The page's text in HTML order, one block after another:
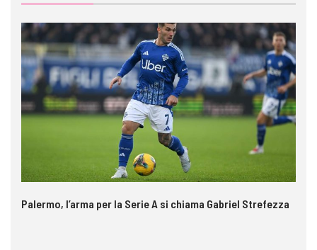
Palermo, l’arma per la Serie A si chiama Gabriel Strefezza